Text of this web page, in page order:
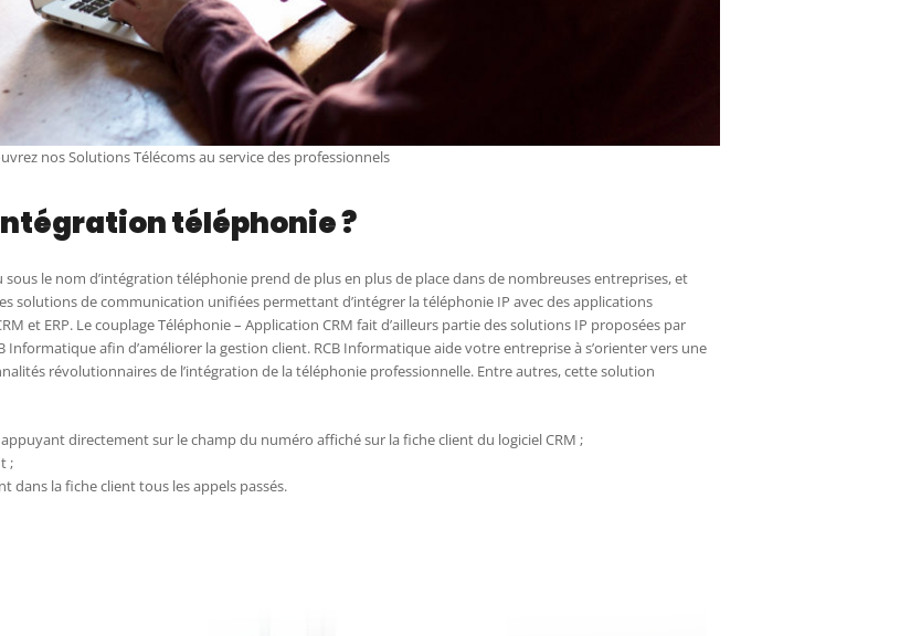
nos Solutions Télécoms au service des professionnels
téléphonie ?
le nom d’intégration téléphonie prend de plus en plus de place dans de nombreuses entreprises, et
solutions de communication unifiées permettant d’intégrer la téléphonie IP avec des applications
et ERP. Le couplage Téléphonie – Application CRM fait d’ailleurs partie des solutions IP proposées par
Informatique afin d’améliorer la gestion client. RCB Informatique aide votre entreprise à s’orienter vers une
révolutionnaires de l’intégration de la téléphonie professionnelle. Entre autres, cette solution
directement sur le champ du numéro affiché sur la fiche client du logiciel CRM ;
;
dans la fiche client tous les appels passés.